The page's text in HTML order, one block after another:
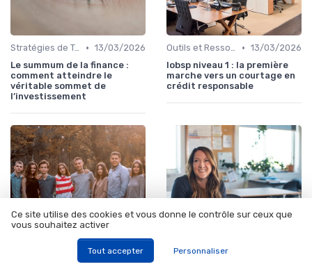
Stratégies de Trading • 13/03/2026
Le summum de la finance :
comment atteindre le
véritable sommet de
l’investissement
Outils et Ressources Financières • 13/03/2026
Iobsp niveau 1 : la première
marche vers un courtage en
crédit responsable
Ce site utilise des cookies et vous donne le contrôle sur ceux que
vous souhaitez activer
Tout accepter Personnaliser